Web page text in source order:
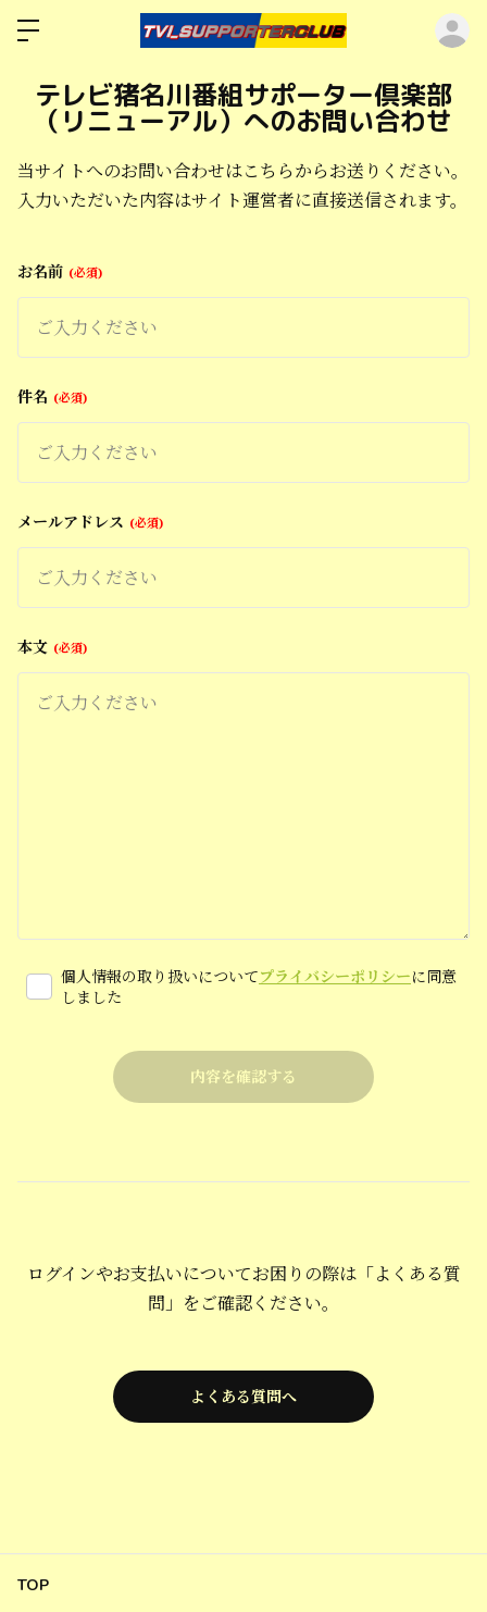
テレビ猪名川番組サポーター倶楽部
（リニューアル）へのお問い合わせ
当サイトへのお問い合わせはこちらからお送りください。
入力いただいた内容はサイト運営者に直接送信されます。
お名前 必須
件名 必須
メールアドレス 必須
本文 必須
個人情報の取り扱いについてプライバシーポリシーに同意
しました
ログインやお支払いについてお困りの際は「よくある質
問」をご確認ください。
よくある質問へ
TOP